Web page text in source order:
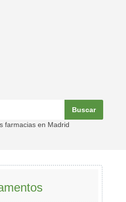
farmacias en Madrid